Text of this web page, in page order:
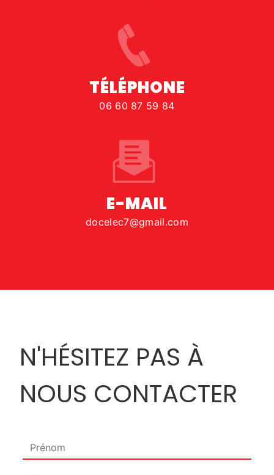
TÉLÉPHONE
06 60 87 59 84
E-MAIL
docelec7@gmail.com
N'HÉSITEZ PAS À
NOUS CONTACTER